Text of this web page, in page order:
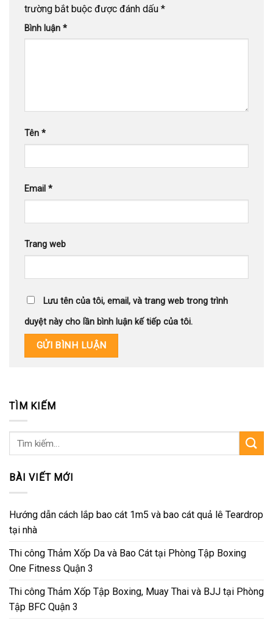
trường bắt buộc được đánh dấu *
Bình luận *
Tên *
Email *
Trang web
Lưu tên của tôi, email, và trang web trong trình
duyệt này cho lần bình luận kế tiếp của tôi.
TÌM KIẾM
Tìm
BÀI VIẾT MỚI
Hướng dẫn cách lắp bao cát 1m5 và bao cát quả lê Teardrop
tại nhà
Thi công Thảm Xốp Da và Bao Cát tại Phòng Tập Boxing
One Fitness Quận 3
Thi công Thảm Xốp Tập Boxing, Muay Thai và BJJ tại Phòng
Tập BFC Quận 3